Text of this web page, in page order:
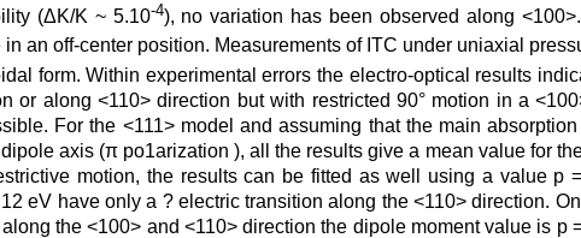
(ΔK/K ~ 5.10-4), no variation has been observed along
an off-center position. Measurements of ITC under uniaxial
form. Within experimental errors the electro-optical results
or along <110> direction but with restricted 90° motion in a
For the <111> model and assuming that the main
axis (π po1arization ), all the results give a mean value for
motion, the results can be fitted as well using a value p
eV have only a ? electric transition along the <110> direction.
the <100> and <110> direction the dipole moment value is p